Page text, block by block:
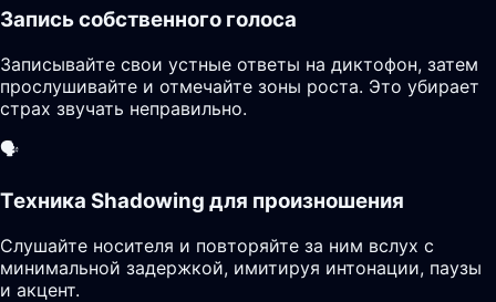
Запись собственного голоса
Записывайте свои устные ответы на диктофон, затем
прослушивайте и отмечайте зоны роста. Это убирает
страх звучать неправильно.
🗣️
Техника Shadowing для произношения
Слушайте носителя и повторяйте за ним вслух с
минимальной задержкой, имитируя интонации, паузы
и акцент.